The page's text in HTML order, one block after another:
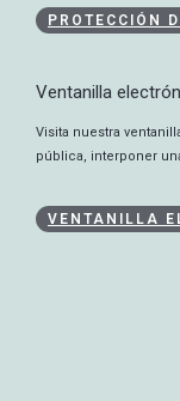
PROTECCIÓN
Ventanilla
Visita nuestra
pública, interponer
VENTANILLA